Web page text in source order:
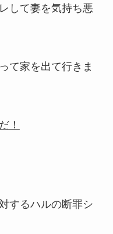
して妻を気持ち悪
て家を出て行きま
！
するハルの断罪シ